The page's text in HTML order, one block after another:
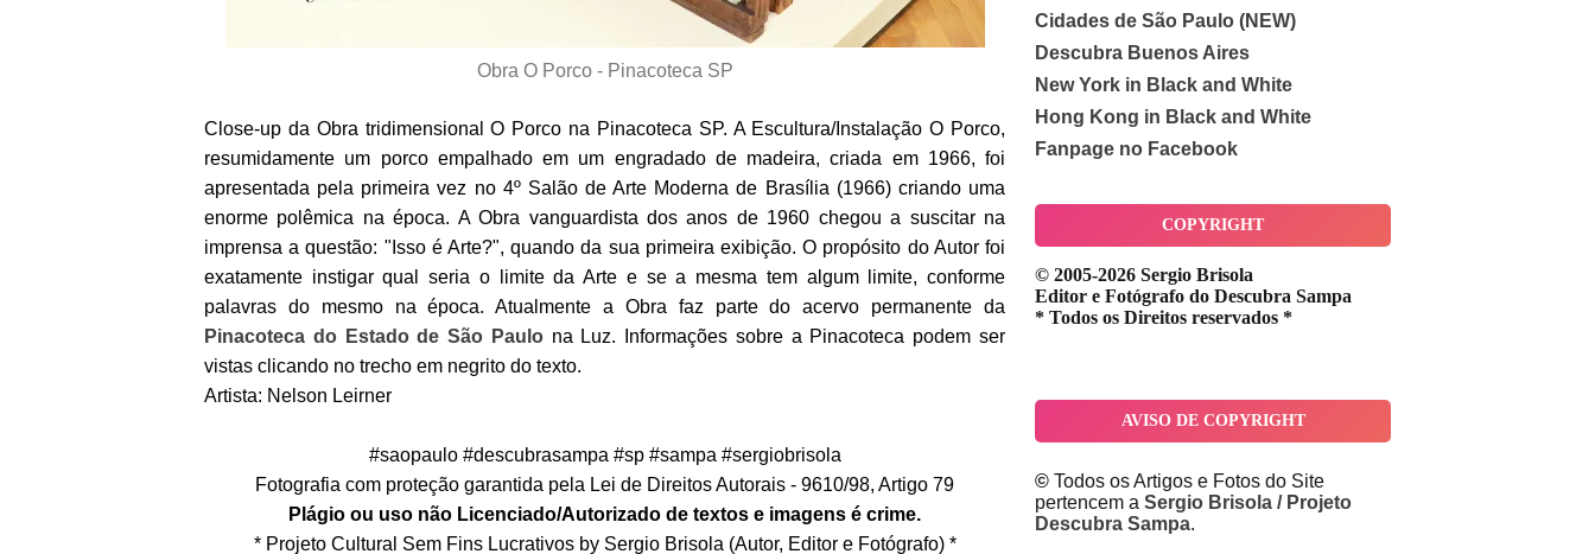
Obra O Porco - Pinacoteca SP
Close-up da Obra tridimensional O Porco na Pinacoteca SP. A Escultura/Instalação O Porco,
resumidamente um porco empalhado em um engradado de madeira, criada em 1966, foi
apresentada pela primeira vez no 4º Salão de Arte Moderna de Brasília (1966) criando uma
enorme polêmica na época. A Obra vanguardista dos anos de 1960 chegou a suscitar na
imprensa a questão: "Isso é Arte?", quando da sua primeira exibição. O propósito do Autor foi
exatamente instigar qual seria o limite da Arte e se a mesma tem algum limite, conforme
palavras do mesmo na época. Atualmente a Obra faz parte do acervo permanente da
Pinacoteca do Estado de São Paulona Luz. Informações sobre a Pinacoteca podem ser
vistas clicando no trecho em negrito do texto.
Artista: Nelson Leirner
#saopaulo #descubrasampa #sp #sampa #sergiobrisola
Fotografia com proteção garantida pela Lei de Direitos Autorais - 9610/98, Artigo 79
Plágio ou uso não Licenciado/Autorizado de textos e imagens é crime.
* Projeto Cultural Sem Fins Lucrativos by Sergio Brisola (Autor, Editor e Fotógrafo) *
Cidades de São Paulo (NEW)
Descubra Buenos Aires
New York in Black and White
Hong Kong in Black and White
Fanpage no Facebook
COPYRIGHT
© 2005-2026 Sergio Brisola
Editor e Fotógrafo do Descubra Sampa
* Todos os Direitos reservados *
AVISO DE COPYRIGHT
© Todos os Artigos e Fotos do Site
pertencem a Sergio Brisola / Projeto
Descubra Sampa.